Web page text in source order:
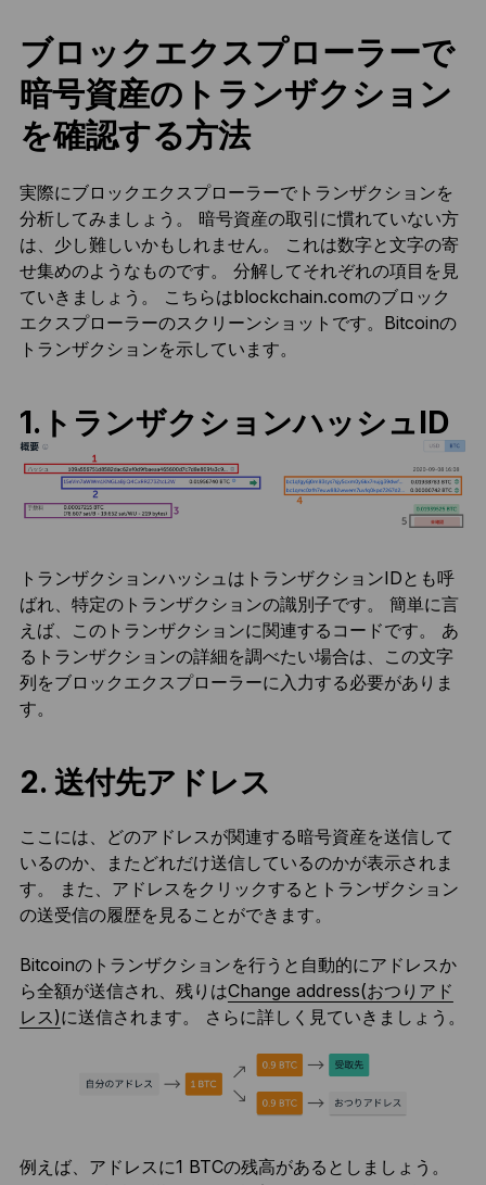
ブロックエクスプローラーで
暗号資産のトランザクション
を確認する方法
実際にブロックエクスプローラーでトランザクションを
分析してみましょう。 暗号資産の取引に慣れていない方
は、少し難しいかもしれません。 これは数字と文字の寄
せ集めのようなものです。 分解してそれぞれの項目を見
ていきましょう。 こちらはblockchain.comのブロック
エクスプローラーのスクリーンショットです。Bitcoinの
トランザクションを示しています。
1.トランザクションハッシュID
トランザクションハッシュはトランザクションIDとも呼
ばれ、特定のトランザクションの識別子です。 簡単に言
えば、このトランザクションに関連するコードです。 あ
るトランザクションの詳細を調べたい場合は、この文字
列をブロックエクスプローラーに入力する必要がありま
す。
2. 送付先アドレス
ここには、どのアドレスが関連する暗号資産を送信して
いるのか、またどれだけ送信しているのかが表示されま
す。 また、アドレスをクリックするとトランザクション
の送受信の履歴を見ることができます。
Bitcoinのトランザクションを行うと自動的にアドレスか
ら全額が送信され、残りはChange address(おつりアド
レス)に送信されます。 さらに詳しく見ていきましょう。
例えば、アドレスに1 BTCの残高があるとしましょう。